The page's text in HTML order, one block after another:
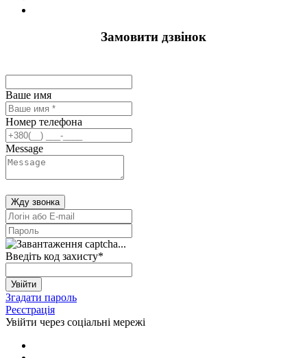
Замовити дзвінок
Ваше имя
Номер телефона
Message
Жду звонка
Введіть код захисту*
Увійти
Згадати пароль
Реєстрація
Увійти через соціальні мережі